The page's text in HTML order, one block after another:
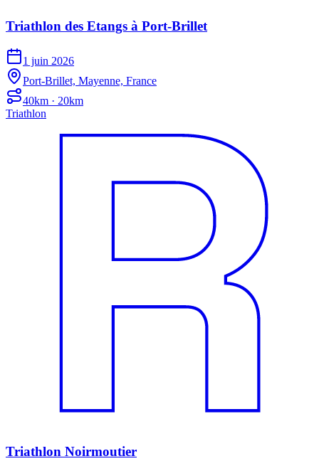
Triathlon des Etangs à Port-Brillet
1 juin 2026
Port-Brillet, Mayenne, France
40km · 20km
Triathlon
Triathlon Noirmoutier